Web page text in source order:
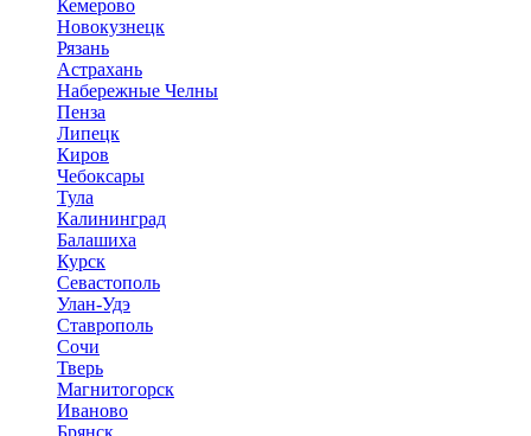
Кемерово
Новокузнецк
Рязань
Астрахань
Набережные Челны
Пенза
Липецк
Киров
Чебоксары
Тула
Калининград
Балашиха
Курск
Севастополь
Улан-Удэ
Ставрополь
Сочи
Тверь
Магнитогорск
Иваново
Брянск